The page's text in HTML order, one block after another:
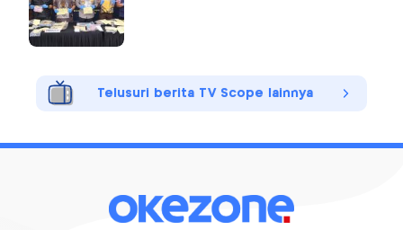
Telusuri berita TV Scope lainnya